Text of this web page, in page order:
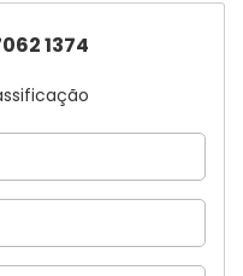
1374